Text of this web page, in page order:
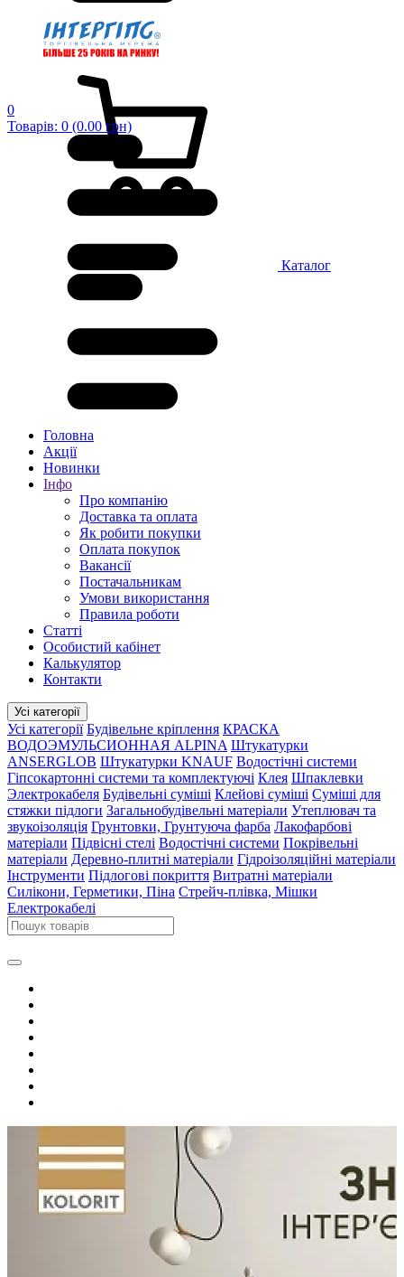
0
Товарів: 0 (0.00 грн)
Каталог
Головна
Акції
Новинки
Інфо
Про компанію
Доставка та оплата
Як робити покупки
Оплата покупок
Вакансії
Постачальникам
Умови використання
Правила роботи
Статті
Особистий кабінет
Калькулятор
Контакти
Усі категорії
Усі категорії Будівельне кріплення КРАСКА
ВОДОЭМУЛЬСИОННАЯ ALPINA Штукатурки
ANSERGLOB Штукатурки KNAUF Водостічні системи
Гіпсокартонні системи та комплектуючі Клея Шпаклевки
Электрокабеля Будівельні суміші Клейові суміші Суміші для
стяжки підлоги Загальнобудівельні матеріали Утеплювач та
звукоізоляція Грунтовки, Грунтуюча фарба Лакофарбові
матеріали Підвісні стелі Водостічні системи Покрівельні
матеріали Деревно-плитні матеріали Гідроізоляційні матеріали
Інструменти Підлогові покриття Витратні матеріали
Силікони, Герметики, Піна Стрейч-плівка, Мішки
Електрокабелі